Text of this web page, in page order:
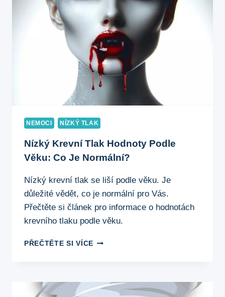
NEBEZPEČÍ?
NEMOCI NÍZKÝ TLAK
Nízký Krevní Tlak Hodnoty Podle
Věku: Co Je Normální?
Nízký krevní tlak se liší podle věku. Je
důležité vědět, co je normální pro Vás.
Přečtěte si článek pro informace o hodnotách
krevního tlaku podle věku.
PŘEČTĚTE SI VÍCENÍZKÝ
PODLE
VĚKU: